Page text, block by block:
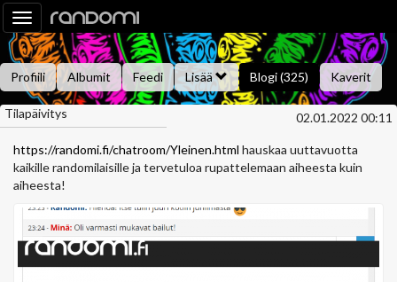
Toggle
navigation
Profiili Albumit Feedi Lisää Blogi (325) Kaverit
Kysy minulta Saavutukset
02.01.2022 00:11
Tilapäivitys
https://randomi.fi/chatroom/Yleinen.html hauskaa uuttavuotta
kaikille randomilaisille ja tervetuloa rupattelemaan aiheesta kuin
aiheesta!